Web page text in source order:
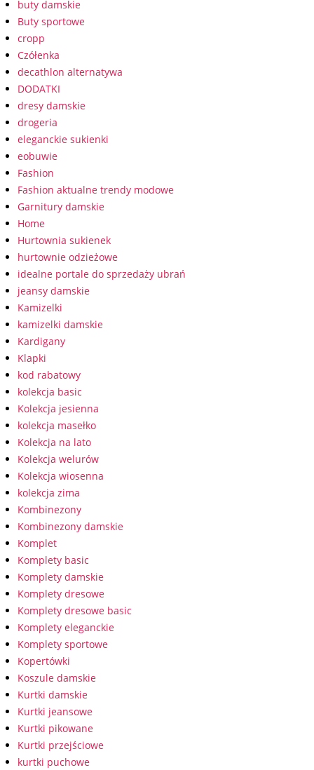
buty damskie
Buty sportowe
cropp
Czółenka
decathlon alternatywa
DODATKI
dresy damskie
drogeria
eleganckie sukienki
eobuwie
Fashion
Fashion aktualne trendy modowe
Garnitury damskie
Home
Hurtownia sukienek
hurtownie odzieżowe
idealne portale do sprzedaży ubrań
jeansy damskie
Kamizelki
kamizelki damskie
Kardigany
Klapki
kod rabatowy
kolekcja basic
Kolekcja jesienna
kolekcja masełko
Kolekcja na lato
Kolekcja welurów
Kolekcja wiosenna
kolekcja zima
Kombinezony
Kombinezony damskie
Komplet
Komplety basic
Komplety damskie
Komplety dresowe
Komplety dresowe basic
Komplety eleganckie
Komplety sportowe
Kopertówki
Koszule damskie
Kurtki damskie
Kurtki jeansowe
Kurtki pikowane
Kurtki przejściowe
kurtki puchowe